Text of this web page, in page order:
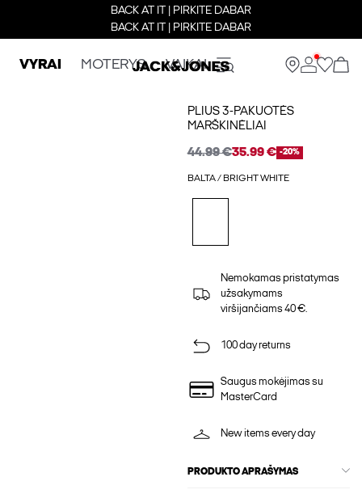
BACK AT IT | PIRKITE DABAR
BACK AT IT | PIRKITE DABAR
VYRAI MOTERYS VAIKAI
PLIUS 3-PAKUOTĖS
MARŠKINĖLIAI
44.99 €35.99 € -20%
BALTA / BRIGHT WHITE
Nemokamas pristatymas
užsakymams
viršijančiams 40 €.
100 day returns
Saugus mokėjimas su
MasterCard
New items every day
PRODUKTO APRAŠYMAS